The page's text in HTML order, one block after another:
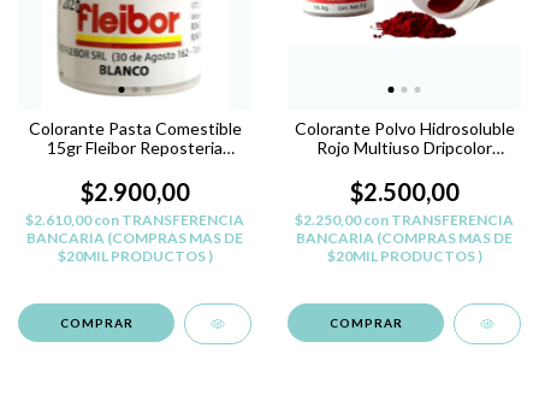
Colorante Pasta Comestible
15gr Fleibor Reposteria
$2.900,00
$2.610,00con TRANSFERENCIA
BANCARIA (COMPRAS MAS DE
$20MIL PRODUCTOS )
Colorante Polvo Hidrosoluble
Rojo Multiuso Dripcolor
$2.500,00
$2.250,00con TRANSFERENCIA
BANCARIA (COMPRAS MAS DE
$20MIL PRODUCTOS )